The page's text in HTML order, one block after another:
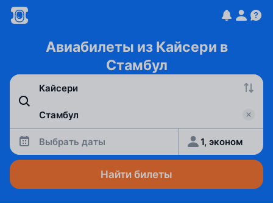
Авиабилеты из Кайсери в
Стамбул
Выбрать даты 1, эконом
Найти билеты